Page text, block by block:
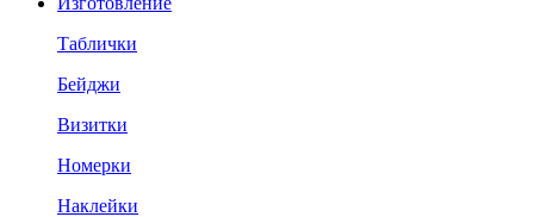
Таблички
Бейджи
Визитки
Номерки
Наклейки